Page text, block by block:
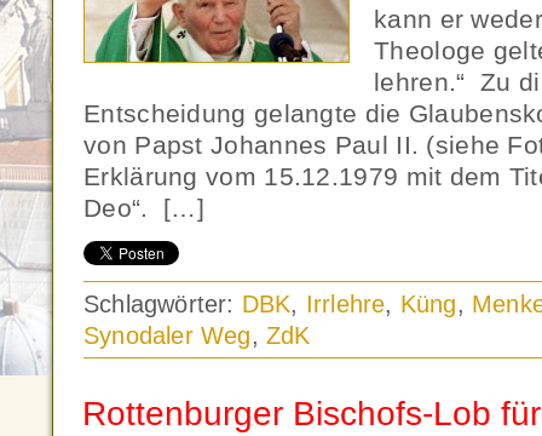
kann er
Theologe
lehren.“ Zu
Entscheidung gelangte die
von Papst Johannes Paul II. (siehe
Erklärung vom 15.12.1979 mit dem
Deo“. […]
Schlagwörter: DBK, Irrlehre, Küng,
Synodaler Weg,ZdK
Rottenburger Bischofs-Lob